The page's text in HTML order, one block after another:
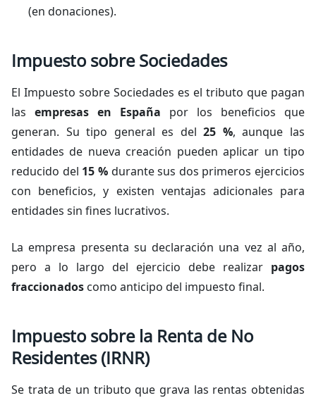
(en donaciones).
Impuesto sobre Sociedades
El Impuesto sobre Sociedades es el tributo que pagan
las empresas en España por los beneficios que
generan. Su tipo general es del25 %, aunque las
entidades de nueva creación pueden aplicar un tipo
reducido del 15 %durante sus dos primeros ejercicios
con beneficios, y existen ventajas adicionales para
entidades sin fines lucrativos.
La empresa presenta su declaración una vez al año,
pero a lo largo del ejercicio debe realizar pagos
fraccionados como anticipo del impuesto final.
Impuesto sobre la Renta de No
Residentes (IRNR)
Se trata de un tributo que grava las rentas obtenidas